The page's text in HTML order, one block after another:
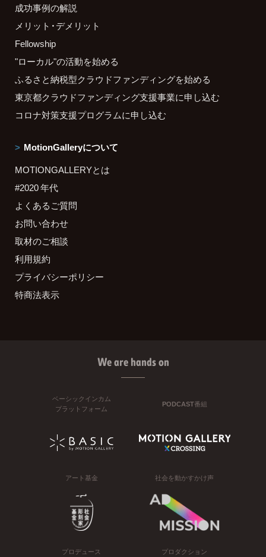
成功事例の解説
メリット・デメリット
Fellowship
"ローカル"の活動を始める
ふるさと納税型クラウドファンディングを始める
東京都クラウドファンディング支援事業に申し込む
コロナ対策支援プログラムに申し込む
MotionGalleryについて
MOTIONGALLERYとは
#2020 年代
よくあるご質問
お問い合わせ
取材のご相談
利用規約
プライバシーポリシー
特商法表示
We are hands on
ベーシックインカム
プラットフォーム
PODCAST番組
アート基金 社会を動かすかけ声
プロデュース プロダクション